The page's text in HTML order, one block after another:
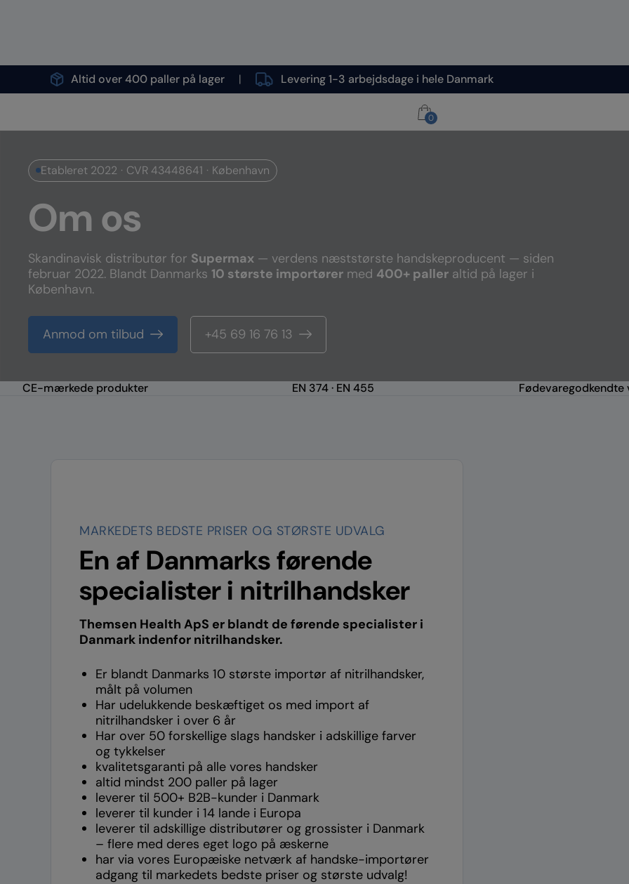
Altid over 400 paller på lager Levering 1-3 arbejdsdage i hele Danmark
0
0
Etableret 2022 CVR 43448641 København
Om os
Skandinavisk distributør for Supermax — verdens næststørste handskeproducent — siden
februar 2022. Blandt Danmarks 10 største importører med 400+ paller altid på lager i
København.
Anmod om tilbud +45 69 16 76 13
CE-mærkede produkter EN 374 · EN 455 Fødevaregodkendte
MARKEDETS BEDSTE PRISER OG STØRSTE UDVALG
En af Danmarks førende
specialister i nitrilhandsker
Themsen Health ApS er blandt de førende specialister i
Danmark indenfor nitrilhandsker.
Er blandt Danmarks 10 største importør af nitrilhandsker,
målt på volumen
Har udelukkende beskæftiget os med import af
nitrilhandsker i over 6 år
Har over 50 forskellige slags handsker i adskillige farver
og tykkelser
kvalitetsgaranti på alle vores handsker
altid mindst 200 paller på lager
leverer til 500+ B2B-kunder i Danmark
leverer til kunder i 14 lande i Europa
leverer til adskillige distributører og grossister i Danmark
– flere med deres eget logo på æskerne
har via vores Europæiske netværk af handske-importører
adgang til markedets bedste priser og største udvalg!